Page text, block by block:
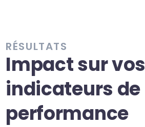
RÉSULTATS
Impact sur vos
indicateurs de
performance